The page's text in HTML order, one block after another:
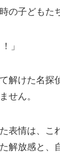
の子どもた
」
解けた名探
せん。
表情は、こ
解放感と、